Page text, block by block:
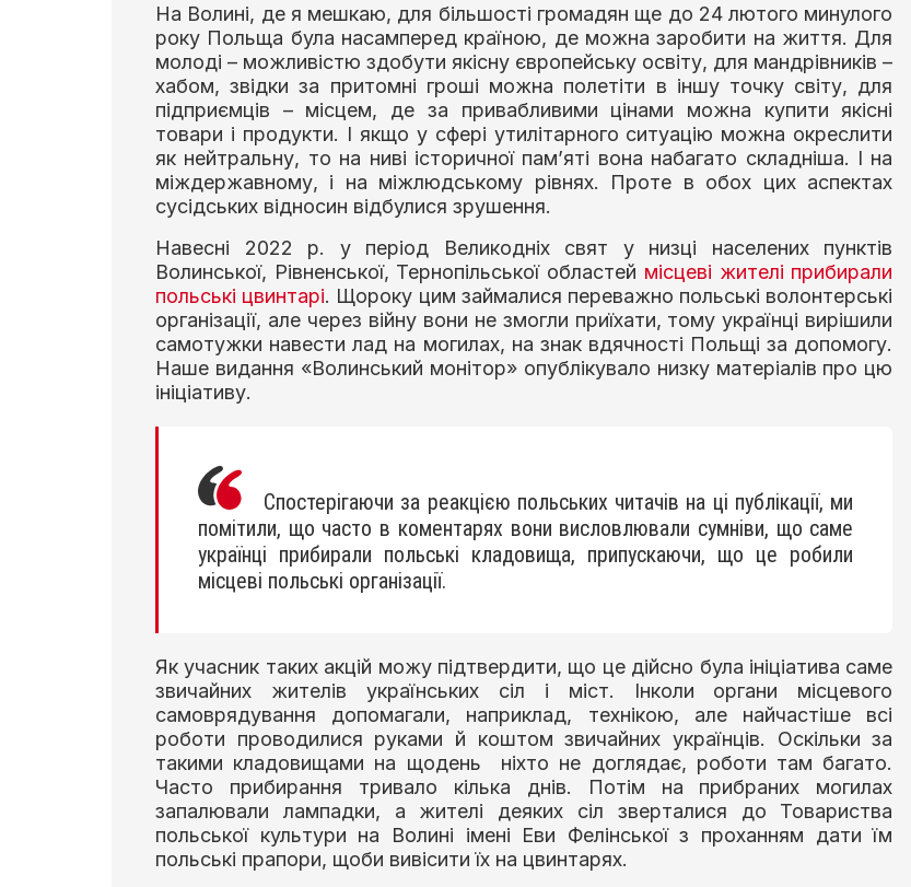
На Волині, де я мешкаю, для більшості громадян ще до 24 лютого минулого
року Польща була насамперед країною, де можна заробити на життя. Для
молоді – можливістю здобути якісну європейську освіту, для мандрівників –
хабом, звідки за притомні гроші можна полетіти в іншу точку світу, для
підприємців – місцем, де за привабливими цінами можна купити якісні
товари і продукти. І якщо у сфері утилітарного ситуацію можна окреслити
як нейтральну, то на ниві історичної пам’яті вона набагато складніша. І на
міждержавному, і на міжлюдському рівнях. Проте в обох цих аспектах
сусідських відносин відбулися зрушення.
Навесні 2022 р. у період Великодніх свят у низці населених пунктів
Волинської, Рівненської, Тернопільської областей місцеві жителі прибирали
польські цвинтарі. Щороку цим займалися переважно польські волонтерські
організації, але через війну вони не змогли приїхати, тому українці вирішили
самотужки навести лад на могилах, на знак вдячності Польщі за допомогу.
Наше видання «Волинський монітор» опублікувало низку матеріалів про цю
ініціативу.
Спостерігаючи за реакцією польських читачів на ці публікації, ми
помітили, що часто в коментарях вони висловлювали сумніви, що саме
українці прибирали польські кладовища, припускаючи, що це робили
місцеві польські організації.
Як учасник таких акцій можу підтвердити, що це дійсно була ініціатива саме
звичайних жителів українських сіл і міст. Інколи органи місцевого
самоврядування допомагали, наприклад, технікою, але найчастіше всі
роботи проводилися руками й коштом звичайних українців. Оскільки за
такими кладовищами на щодень ніхто не доглядає, роботи там багато.
Часто прибирання тривало кілька днів. Потім на прибраних могилах
запалювали лампадки, а жителі деяких сіл зверталися до Товариства
польської культури на Волині імені Еви Фелінської з проханням дати їм
польські прапори, щоби вивісити їх на цвинтарях.